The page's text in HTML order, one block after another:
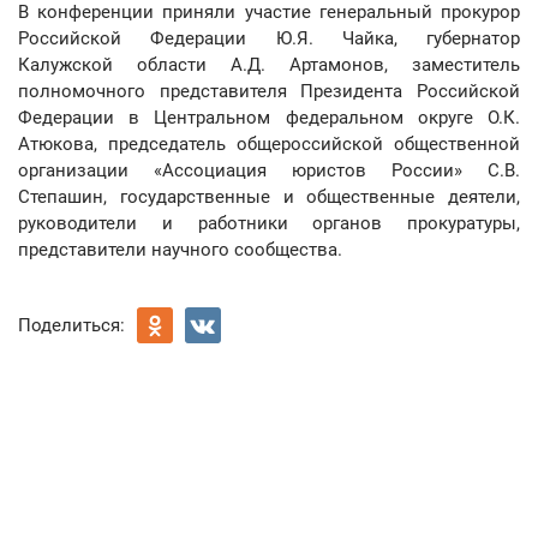
В конференции приняли участие генеральный прокурор
Российской Федерации Ю.Я. Чайка, губернатор
Калужской области А.Д. Артамонов, заместитель
полномочного представителя Президента Российской
Федерации в Центральном федеральном округе О.К.
Атюкова, председатель общероссийской общественной
организации «Ассоциация юристов России» С.В.
Степашин, государственные и общественные деятели,
руководители и работники органов прокуратуры,
представители научного сообщества.
Поделиться: